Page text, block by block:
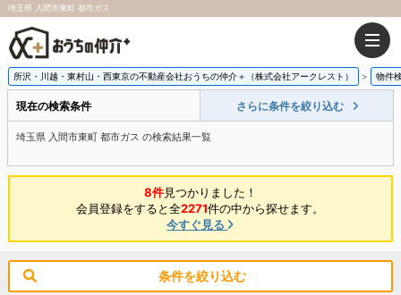
埼玉県 入間市東町 都市ガス
所沢・川越・東村山・西東京の不動産会社おうちの仲介＋（株式会社アークレスト） 物件
現在の検索条件 さらに条件を絞り込む
埼玉県 入間市東町 都市ガス の検索結果一覧
8件見つかりました！
会員登録をすると全2271件の中から探せます。
今すぐ見る
条件を絞り込む